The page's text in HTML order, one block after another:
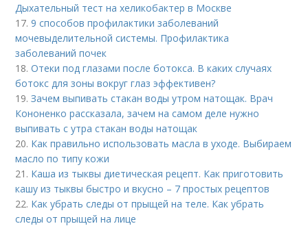
Дыхательный тест на хеликобактер в Москве
17.9 способов профилактики заболеваний
мочевыделительной системы. Профилактика
заболеваний почек
18.Отеки под глазами после ботокса. В каких случаях
ботокс для зоны вокруг глаз эффективен?
19.Зачем выпивать стакан воды утром натощак. Врач
Кононенко рассказала, зачем на самом деле нужно
выпивать с утра стакан воды натощак
20. Как правильно использовать масла в уходе. Выбираем
масло по типу кожи
21. Каша из тыквы диетическая рецепт. Как приготовить
кашу из тыквы быстро и вкусно – 7 простых рецептов
22. Как убрать следы от прыщей на теле. Как убрать
следы от прыщей на лице